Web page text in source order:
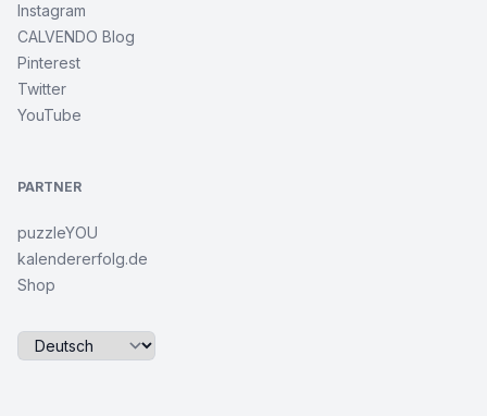
Instagram
CALVENDO Blog
Pinterest
Twitter
YouTube
PARTNER
puzzleYOU
kalendererfolg.de
Shop